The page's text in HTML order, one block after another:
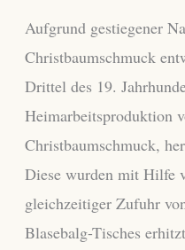
Aufgrund gestiegener
Christbaumschmuck
Drittel des 19.
Heimarbeitsproduktion
Christbaumschmuck,
Diese wurden mit Hilfe
gleichzeitiger Zufuhr
Blasebalg-Tisches